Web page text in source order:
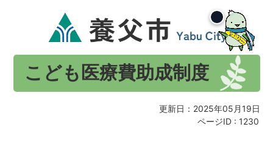
こども医療費助成制度
更新日：2025年05月19日
ページID : 1230